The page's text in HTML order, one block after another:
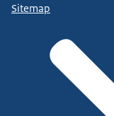
Sitemap